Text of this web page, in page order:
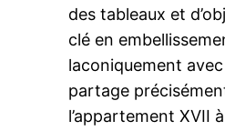
des tableaux et
clé en
laconiquement
partage
l’appartement XVII